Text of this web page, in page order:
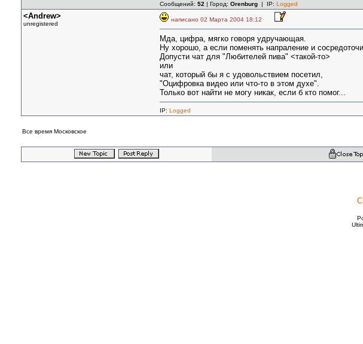
Сообщений: 52 | Город: Orenburg | IP: Logged
<Andrew>
unregistered
написано 02 Марта 2004 18:12
Мда, цифра, мягко говоря удручающая.
Ну хорошо, а если поменять напраление и
Допусти чат для "Любителей пива" <такой-то>
или
чат, который бы я с удовольствием посетил,
"Оцифровка видео или что-то в этом духе".
Только вот найти не могу никак, если б кто помог...
IP: Logged
Все время Московское